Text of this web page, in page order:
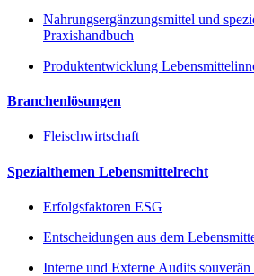
Nahrungsergänzungsmittel und
Praxishandbuch
Produktentwicklung
Branchenlösungen
Fleischwirtschaft
Spezialthemen Lebensmittelrecht
Erfolgsfaktoren ESG
Entscheidungen aus dem
Interne und Externe Audits souverän